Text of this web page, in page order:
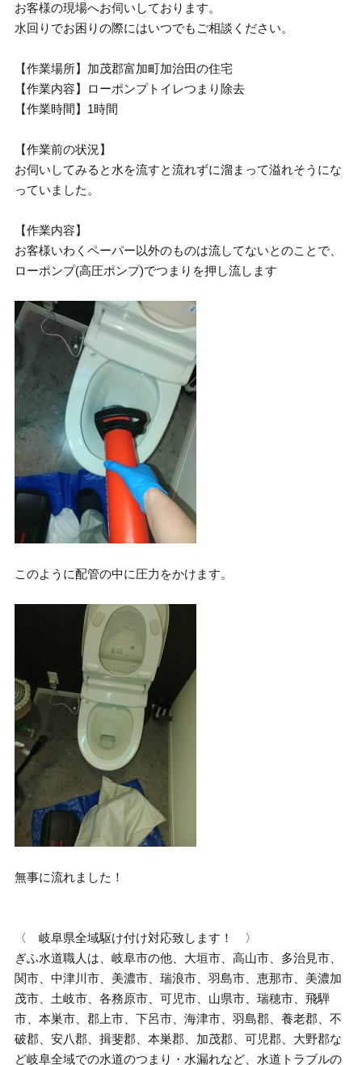
お客様の現場へお伺いしております。
水回りでお困りの際にはいつでもご相談ください。
【作業場所】加茂郡富加町加治田の住宅
【作業内容】ローポンプトイレつまり除去
【作業時間】1時間
【作業前の状況】
お伺いしてみると水を流すと流れずに溜まって溢れそうにな
っていました。
【作業内容】
お客様いわくペーパー以外のものは流してないとのことで、
ローポンプ(高圧ポンプ)でつまりを押し流します
このように配管の中に圧力をかけます。
無事に流れました！
〈 岐阜県全域駆け付け対応致します！ 〉
ぎふ水道職人は、岐阜市の他、大垣市、高山市、多治見市、
関市、中津川市、美濃市、瑞浪市、羽島市、恵那市、美濃加
茂市、土岐市、各務原市、可児市、山県市、瑞穂市、飛騨
市、本巣市、郡上市、下呂市、海津市、羽島郡、養老郡、不
破郡、安八郡、揖斐郡、本巣郡、加茂郡、可児郡、大野郡な
ど岐阜全域での水道のつまり・水漏れなど、水道トラブルの